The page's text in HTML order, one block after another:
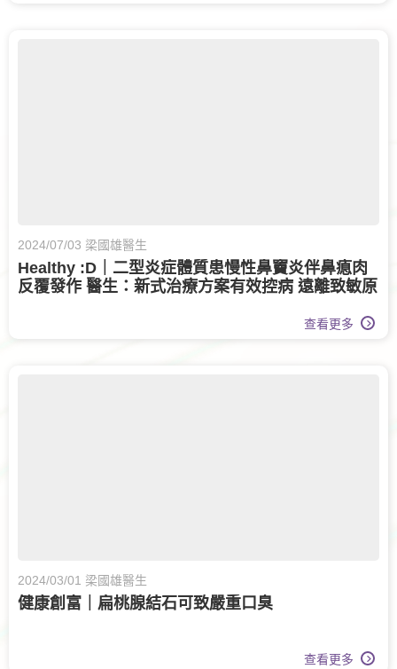
2024/07/03 梁國雄醫生
Healthy :D｜二型炎症體質患慢性鼻竇炎伴鼻瘜肉
反覆發作 醫生：新式治療方案有效控病 遠離致敏原
查看更多
2024/03/01 梁國雄醫生
健康創富｜扁桃腺結石可致嚴重口臭
查看更多